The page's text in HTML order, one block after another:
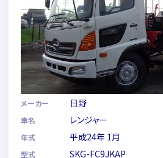
メーカー 日野
車名 レンジャー
年式 平成24年 1月
型式 SKG-FC9JKAP